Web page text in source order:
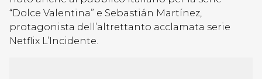
“Dolce Valentina” e Sebastián Martínez,
protagonista dell’altrettanto acclamata serie
Netflix L’Incidente.